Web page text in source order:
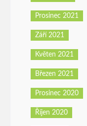
Prosinec 2021
Září 2021
Květen 2021
Březen 2021
Prosinec 2020
Říjen 2020